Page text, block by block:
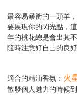
最容易暴衝的一頭羊
要展現你的閃光點，
年的桃花總是會出其
隨時注意好自己的良
適合的精油香氛： 火
散發個人魅力的時候